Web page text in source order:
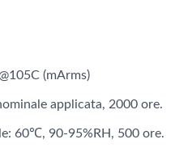
(mArms)
applicata, 2000 ore.
60℃, 90-95%RH, 500 ore.